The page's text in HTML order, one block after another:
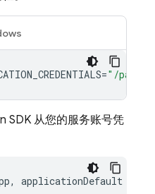
="/path/
SDK 从您的服务账号凭
, applicationDefault